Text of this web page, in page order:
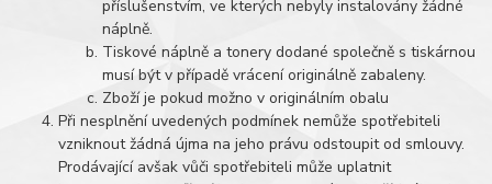
příslušenstvím, ve kterých nebyly instalovány žádné
náplně.
Tiskové náplně a tonery dodané společně s tiskárnou
musí být v případě vrácení originálně zabaleny.
Zboží je pokud možno v originálním obalu
Při nesplnění uvedených podmínek nemůže spotřebiteli
vzniknout žádná újma na jeho právu odstoupit od smlouvy.
Prodávající avšak vůči spotřebiteli může uplatnit